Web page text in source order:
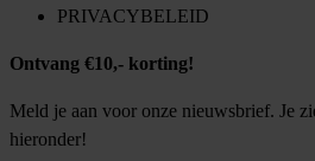
PRIVACYBELEID
Ontvang €10,- korting!
Meld je aan voor onze nieuwsbrief. Je
hieronder!